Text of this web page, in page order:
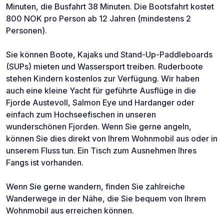
Minuten, die Busfahrt 38 Minuten. Die Bootsfahrt kostet
800 NOK pro Person ab 12 Jahren (mindestens 2
Personen).
Sie können Boote, Kajaks und Stand-Up-Paddleboards
(SUPs) mieten und Wassersport treiben. Ruderboote
stehen Kindern kostenlos zur Verfügung. Wir haben
auch eine kleine Yacht für geführte Ausflüge in die
Fjorde Austevoll, Salmon Eye und Hardanger oder
einfach zum Hochseefischen in unseren
wunderschönen Fjorden. Wenn Sie gerne angeln,
können Sie dies direkt von Ihrem Wohnmobil aus oder in
unserem Fluss tun. Ein Tisch zum Ausnehmen Ihres
Fangs ist vorhanden.
Wenn Sie gerne wandern, finden Sie zahlreiche
Wanderwege in der Nähe, die Sie bequem von Ihrem
Wohnmobil aus erreichen können.